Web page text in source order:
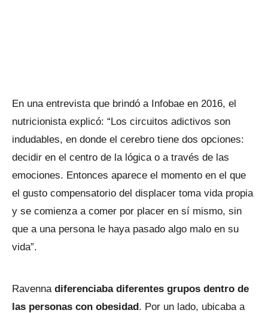
En una entrevista que brindó a Infobae en 2016, el
nutricionista explicó: “Los circuitos adictivos son
indudables, en donde el cerebro tiene dos opciones:
decidir en el centro de la lógica o a través de las
emociones. Entonces aparece el momento en el que
el gusto compensatorio del displacer toma vida propia
y se comienza a comer por placer en sí mismo, sin
que a una persona le haya pasado algo malo en su
vida”.
Ravenna diferenciaba diferentes grupos dentro de
las personas con obesidad. Por un lado, ubicaba a